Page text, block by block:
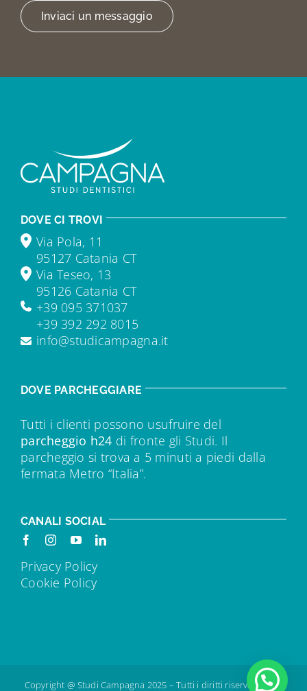
Inviaci un messaggio
DOVE CI TROVI
Via Pola, 11
95127 Catania CT
Via Teseo, 13
95126 Catania CT
+39 095 371037
+39 392 292 8015
info@studicampagna.it
DOVE PARCHEGGIARE
Tutti i clienti possono usufruire del
parcheggio h24 di fronte gli Studi. Il
parcheggio si trova a 5 minuti a piedi dalla
fermata Metro “Italia”.
CANALI SOCIAL
Privacy Policy
Cookie Policy
Copyright @ Studi Campagna 2025 – Tutti i diritti riservati – IVA: